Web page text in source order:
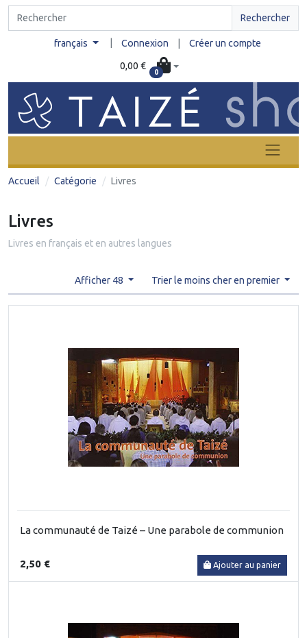
Rechercher
français Connexion Créer un compte
0,00 €
0
Accueil Catégorie Livres
Livres
Livres en français et en autres langues
Afficher 48 Trier le moins cher en premier
La communauté de Taizé – Une parabole de communion
2,50 € Ajouter au panier